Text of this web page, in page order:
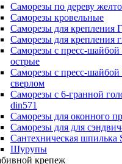
Саморезы по дереву
Саморезы кровельные
Саморезы для крепления
Саморезы для крепления
Саморезы с пресс-
острые
Саморезы с пресс-
сверлом
Саморезы с 6-гранной
din571
Саморезы для оконного
Саморезы для для
Сантехническая шпилька
Шурупы
крепеж